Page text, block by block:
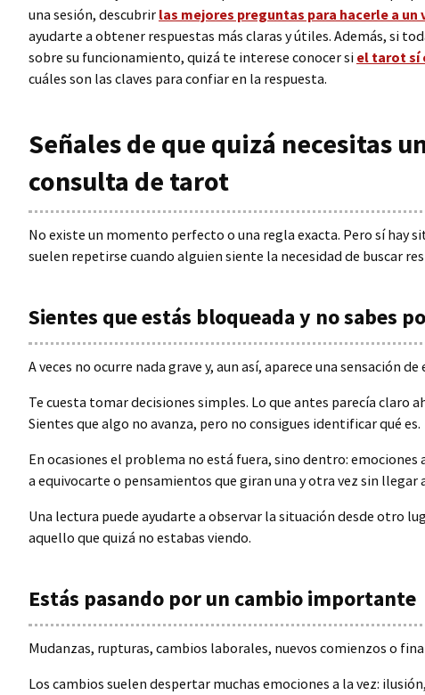
una sesión, descubrir las mejores preguntas para hacerle a un
ayudarte a obtener respuestas más claras y útiles. Además, si
sobre su funcionamiento, quizá te interese conocer si el tarot sí
cuáles son las claves para confiar en la respuesta.
Señales de que quizá necesitas
consulta de tarot
No existe un momento perfecto o una regla exacta. Pero sí hay
suelen repetirse cuando alguien siente la necesidad de buscar
Sientes que estás bloqueada y no sabes
A veces no ocurre nada grave y, aun así, aparece una sensación
Te cuesta tomar decisiones simples. Lo que antes parecía claro
Sientes que algo no avanza, pero no consigues identificar qué es.
En ocasiones el problema no está fuera, sino dentro: emociones
a equivocarte o pensamientos que giran una y otra vez sin llegar
Una lectura puede ayudarte a observar la situación desde otro
aquello que quizá no estabas viendo.
Estás pasando por un cambio importante
Mudanzas, rupturas, cambios laborales, nuevos comienzos o
Los cambios suelen despertar muchas emociones a la vez: